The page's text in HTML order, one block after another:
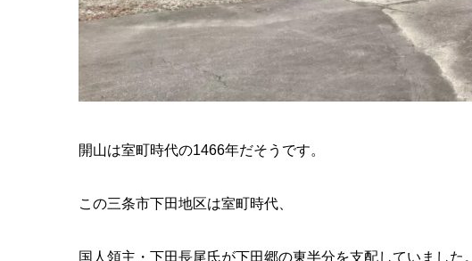
開山は室町時代の1466年だそうです。
この三条市下田地区は室町時代、
国人領主・下田長尾氏が下田郷の東半分を支配していました。